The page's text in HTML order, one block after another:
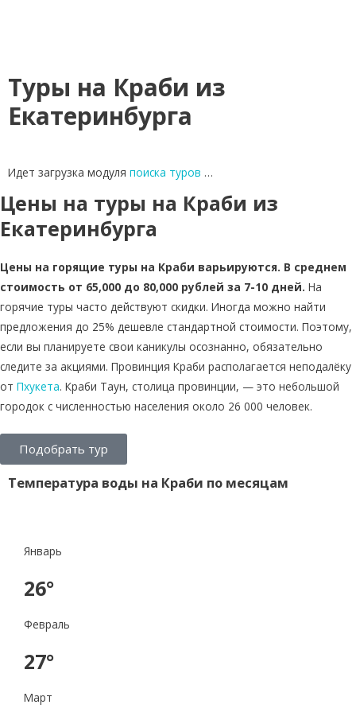
Туры на Краби из
Екатеринбурга
Идет загрузка модуля поиска туров …
Цены на туры на Краби из
Екатеринбурга
Цены на горящие туры на Краби варьируются. В среднем
стоимость от 65,000 до 80,000 рублей за 7-10 дней. На
горячие туры часто действуют скидки. Иногда можно найти
предложения до 25% дешевле стандартной стоимости. Поэтому,
если вы планируете свои каникулы осознанно, обязательно
следите за акциями. Провинция Краби располагается неподалёку
от Пхукета. Краби Таун, столица провинции, — это небольшой
городок с численностью населения около 26 000 человек.
Подобрать тур
Температура воды на Краби по месяцам
Январь
26°
Февраль
27°
Март